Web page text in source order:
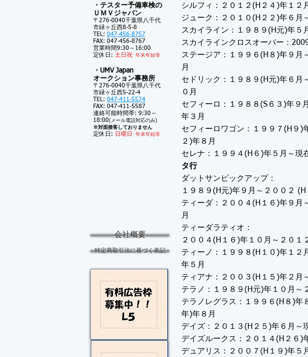
シルフィ：２０１２(H２４)年１２
ジューク：２０１０(H２２)年６月
スカイライン：１９８９(H元)年５
スカイラインクロスオーバー：
ステージア：１９９６(H８)年９月
月
セドリック：１９８９(H元)年６月
０月
セフィーロ：１９８８(S６３)年９
年３月
セフィーロワゴン：１９９７(H９)
２)年８月
セレナ：１９９４(H６)年５月～現
タ行
ダットサンピックアップ：
１９８９(H元)年９月～２００２ (H
ティーダ：２００４(H１６)年９月
月
ティーダラティオ：
２００４(H１６)年１０月～２０１
ティーノ：１９９８(H１０)年１２
年５月
ティアナ：２００３(H１５)年２月
テラノ：１９８９(H元)年１０月～
テラノレグラス：１９９６(H８)年
年)年８月
デイズ：２０１３(H２５)年６月～
デイズルークス：２０１４(H２６)
デュアリス：２００７(H１９)年５
会社概要
・テスター予備車検の
ＵＭＶジャパン
〒276-0040千葉県八千代
市緑ヶ丘西8-5-8
TEL: 047-456-8757
FAX: 047-456-8767
営業時間9:30～16:00
定休日: 土日祝･ 年末年始等
・UMV Japan
オークション事務所
〒276-0040千葉県八千代
市緑ヶ丘西5-22-4
TEL: 047-411-5574
FAX: 047-411-5587
連絡可能時間帯: 9:30～
18:00(メール電話対応のみ)
※対面接客しておりません
定休日: 日曜日･ 年末年始等
特定商取引法に基づく表記